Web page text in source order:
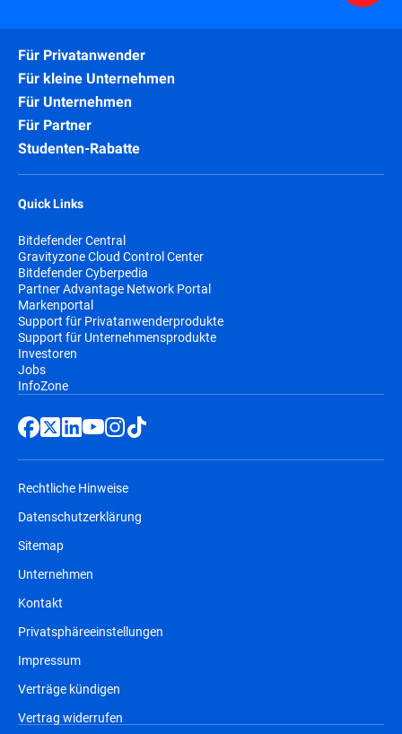
Für Privatanwender
Für kleine Unternehmen
Für Unternehmen
Für Partner
Studenten-Rabatte
Quick Links
Bitdefender Central
Gravityzone Cloud Control Center
Bitdefender Cyberpedia
Partner Advantage Network Portal
Markenportal
Support für Privatanwenderprodukte
Support für Unternehmensprodukte
Investoren
Jobs
InfoZone
Rechtliche Hinweise
Datenschutzerklärung
Sitemap
Unternehmen
Kontakt
Privatsphäreeinstellungen
Impressum
Verträge kündigen
Vertrag widerrufen